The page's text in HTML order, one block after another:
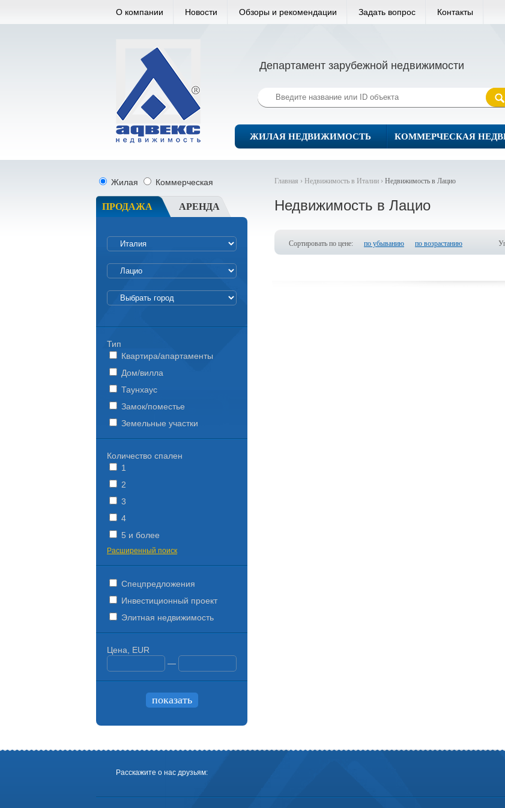
О компании Новости Обзоры и рекомендации Задать вопрос Контакты
Департамент зарубежной недвижимости
ЖИЛАЯ НЕДВИЖИМОСТЬ КОММЕРЧЕСКАЯ
Главная › Недвижимость в Италии › Недвижимость в Лацио
Недвижимость в Лацио
Сортировать по цене: по убыванию по возрастанию
Жилая Коммерческая
ПРОДАЖА АРЕНДА
Тип
Квартира/апартаменты
Дом/вилла
Таунхаус
Замок/поместье
Земельные участки
Количество спален
1
2
3
4
5 и более
Расширенный поиск
Спецпредложения
Инвестиционный проект
Элитная недвижимость
Цена, EUR
—
Расскажите о нас друзьям: